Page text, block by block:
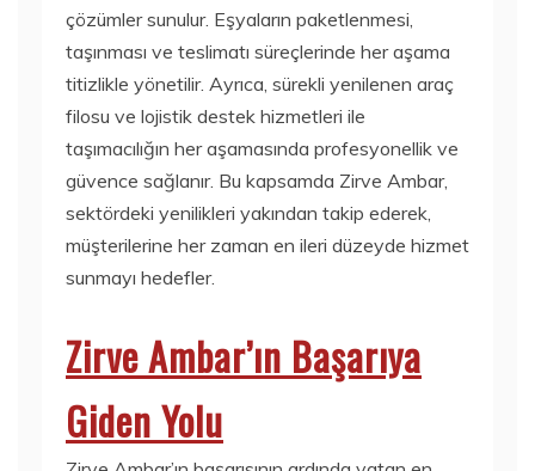
çözümler sunulur. Eşyaların paketlenmesi,
taşınması ve teslimatı süreçlerinde her aşama
titizlikle yönetilir. Ayrıca, sürekli yenilenen araç
filosu ve lojistik destek hizmetleri ile
taşımacılığın her aşamasında profesyonellik ve
güvence sağlanır. Bu kapsamda Zirve Ambar,
sektördeki yenilikleri yakından takip ederek,
müşterilerine her zaman en ileri düzeyde hizmet
sunmayı hedefler.
Zirve Ambar’ın Başarıya
Giden Yolu